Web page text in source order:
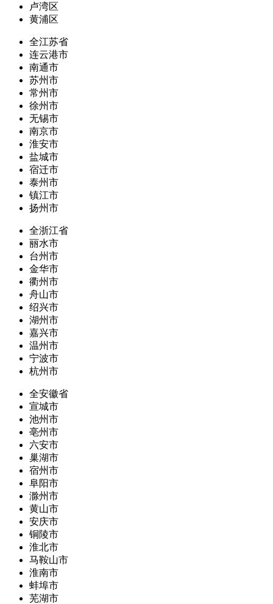
卢湾区
黄浦区
全江苏省
连云港市
南通市
苏州市
常州市
徐州市
无锡市
南京市
淮安市
盐城市
宿迁市
泰州市
镇江市
扬州市
全浙江省
丽水市
台州市
金华市
衢州市
舟山市
绍兴市
湖州市
嘉兴市
温州市
宁波市
杭州市
全安徽省
宣城市
池州市
亳州市
六安市
巢湖市
宿州市
阜阳市
滁州市
黄山市
安庆市
铜陵市
淮北市
马鞍山市
淮南市
蚌埠市
芜湖市